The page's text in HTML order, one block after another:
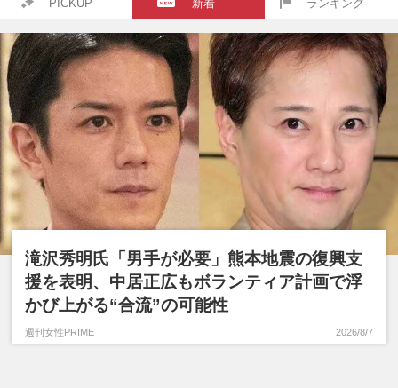
PICKUP 新着 ランキング
滝沢秀明氏「男手が必要」熊本地震の復興支
援を表明、中居正広もボランティア計画で浮
かび上がる“合流”の可能性
週刊女性PRIME 2026/8/7